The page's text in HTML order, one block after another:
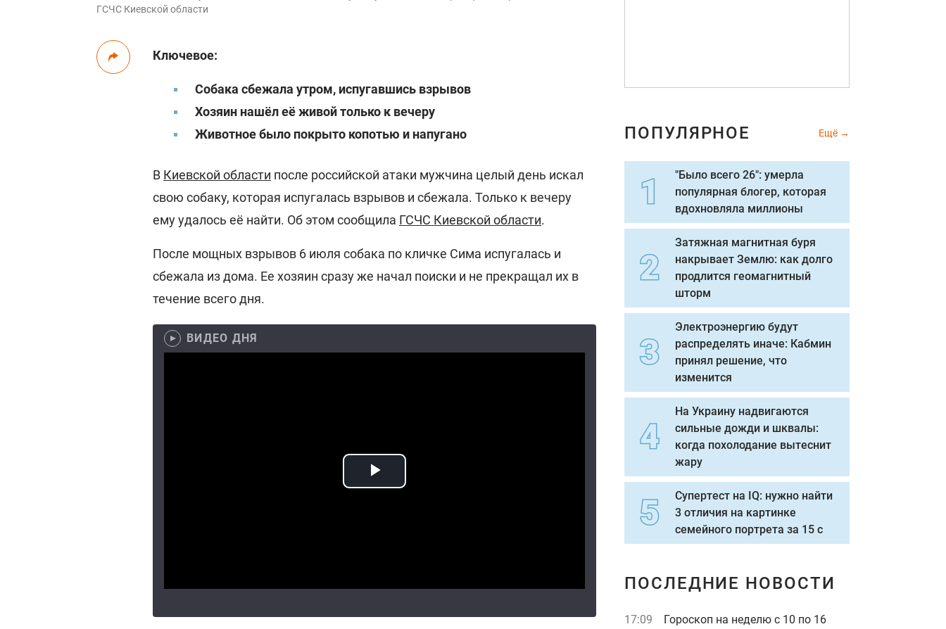
ГСЧС Киевской области
Ключевое:
Собака сбежала утром, испугавшись взрывов
Хозяин нашёл её живой только к вечеру
Животное было покрыто копотью и напугано
В Киевской области после российской атаки мужчина целый день искал
свою собаку, которая испугалась взрывов и сбежала. Только к вечеру
ему удалось её найти. Об этом сообщила ГСЧС Киевской области.
После мощных взрывов 6 июля собака по кличке Сима испугалась и
сбежала из дома. Ее хозяин сразу же начал поиски и не прекращал их в
течение всего дня.
ВИДЕО ДНЯ
ПОПУЛЯРНОЕ Ещё
"Было всего 26": умерла
популярная блогер, которая
вдохновляла миллионы
Затяжная магнитная буря
накрывает Землю: как долго
продлится геомагнитный
шторм
Электроэнергию будут
распределять иначе: Кабмин
принял решение, что
изменится
На Украину надвигаются
сильные дожди и шквалы:
когда похолодание вытеснит
жару
Супертест на IQ: нужно найти
3 отличия на картинке
семейного портрета за 15 с
ПОСЛЕДНИЕ НОВОСТИ
17:09
Гороскоп на неделю с 10 по 16